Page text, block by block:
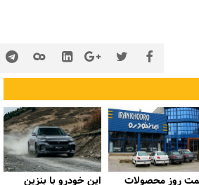
روز محصولات این خودرو با بنزین